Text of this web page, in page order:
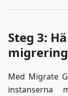
Steg 3:
Med Migrate
instanserna